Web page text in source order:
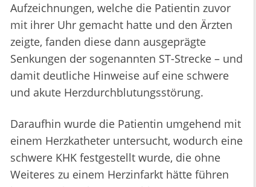
Aufzeichnungen, welche die Patientin zuvor
mit ihrer Uhr gemacht hatte und den Ärzten
zeigte, fanden diese dann ausgeprägte
Senkungen der sogenannten ST-Strecke – und
damit deutliche Hinweise auf eine schwere
und akute Herzdurchblutungsstörung.
Daraufhin wurde die Patientin umgehend mit
einem Herzkatheter untersucht, wodurch eine
schwere KHK festgestellt wurde, die ohne
Weiteres zu einem Herzinfarkt hätte führen